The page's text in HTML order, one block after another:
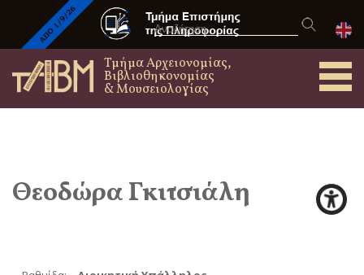
Τμήμα Αρχειονομίας,
Βιβλιοθηκονομίας
& Μουσειολογίας
ΘεοδώραΓκιτσιάλη